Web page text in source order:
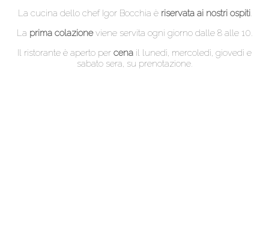
La cucina dello chef Igor Bocchia è riservata ai nostri ospiti.
La prima colazioneviene servita ogni giorno dalle 8 alle 10.
Il ristorante è aperto per cena il lunedì, mercoledì, giovedì e
sabato sera, su prenotazione.